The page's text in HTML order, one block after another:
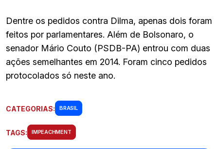
Dentre os pedidos contra Dilma, apenas dois foram
feitos por parlamentares. Além de Bolsonaro, o
senador Mário Couto (PSDB-PA) entrou com duas
ações semelhantes em 2014. Foram cinco pedidos
protocolados só neste ano.
CATEGORIAS: BRASIL
TAGS: IMPEACHMENT